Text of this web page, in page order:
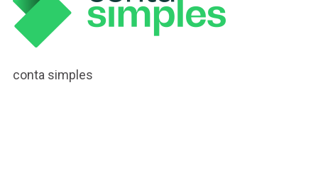
conta simples